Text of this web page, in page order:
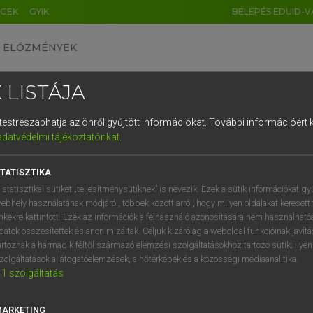
GYIK BELÉPÉS EDUID-
ELŐZMÉNYEK
egyetemes nagyszótár
VAN ELŐFIZETÉSED?
megtekintéséhez.
LISTÁJA
az önről gyűjtött információkat. További információért
tájékoztatónkat.
statisztikai sütiket „teljesítménysütiknek” is nevezik. Ezek a sütik információkat
használatának módjáról, többek között arról, hogy milyen oldalakat keresett
kattintott. Ezek az információk a felhasználó azonosítására nem
összesítettek és anonimizáltak. Céljuk kizárólag a weboldal funkcióinak
a harmadik féltől származó elemzési szolgáltatásokhoz tartozó sütik;
a látogatóelemzések, a hőtérképek és a közösségi médiaanalitika.
1 szolgáltatás
DE CN FR ES IT NL
1 2 3 4 5 6 7 8 9
q w e r t z u i
a s d f g h j k l é
í y x c v b n m , .